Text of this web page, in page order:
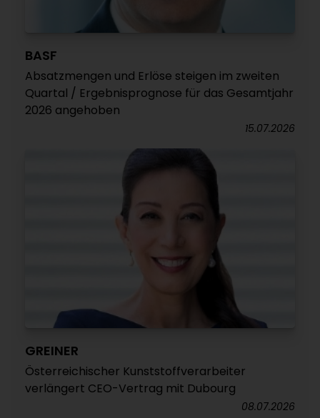
BASF
Absatzmengen und Erlöse steigen im zweiten
Quartal / Ergebnisprognose für das Gesamtjahr
2026 angehoben
15.07.2026
GREINER
Österreichischer Kunststoffverarbeiter
verlängert CEO-Vertrag mit Dubourg
08.07.2026